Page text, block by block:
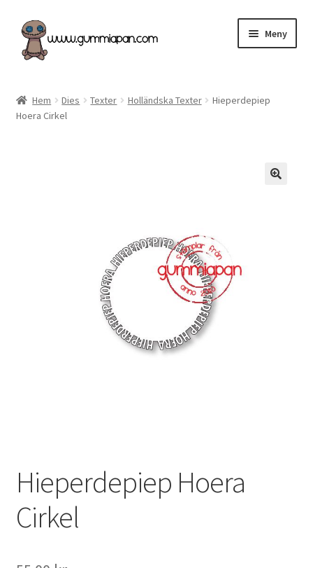
Hoppa
till
navigering
Hoppa
till
innehåll
Meny
Kategorier
Hem Dies Texter Holländska Texter
Hieperdepiep
Hoera Cirkel
Hieperdepiep Hoera
Cirkel